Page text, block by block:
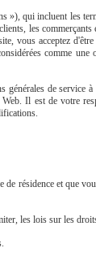
»), qui incluent les
les commerçants
vous acceptez
comme une
générales de service
Il est de votre
résidence et que
les lois sur les